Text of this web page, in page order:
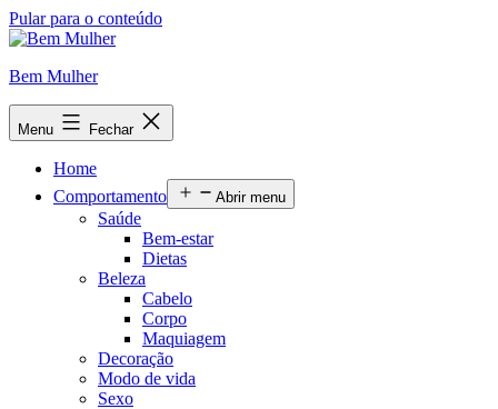
Pular para o conteúdo
Bem Mulher
Menu Fechar
Home
Comportamento
Abrir menu
Saúde
Bem-estar
Dietas
Beleza
Cabelo
Corpo
Maquiagem
Decoração
Modo de vida
Sexo